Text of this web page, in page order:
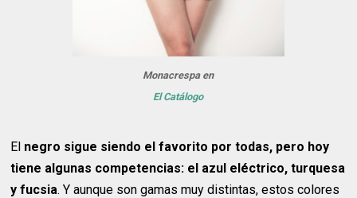
Monacrespa en
El Catálogo
El negro sigue siendo el favorito por todas, pero hoy
tiene algunas competencias: el azul eléctrico, turquesa
y fucsia. Y aunque son gamas muy distintas, estos colores